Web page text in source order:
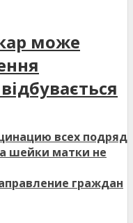
може
всех подряд
шейки матки не
граждан